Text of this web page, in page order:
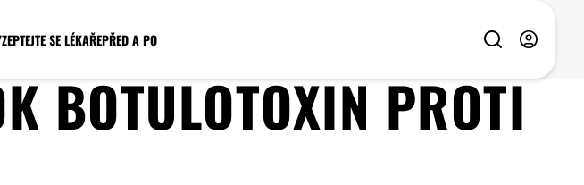
ZEPTEJTE SE LÉKAŘEPŘED A PO
BOTULOTOXIN PROTI